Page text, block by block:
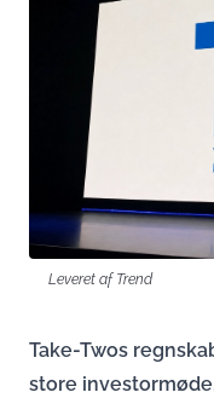
Leveret af Trend
Take-Twos
store